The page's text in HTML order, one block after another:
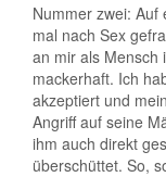
Nummer zwei: Auf
mal nach Sex
an mir als Mensch
mackerhaft. Ich
akzeptiert und
Angriff auf seine
ihm auch direkt
überschüttet. So,